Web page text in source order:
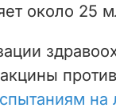
около 25
на